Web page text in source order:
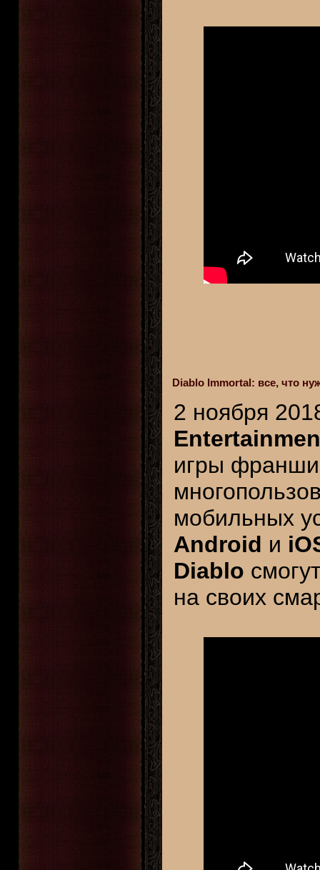
Diablo Immortal: все, что
2 ноября
игры
мобильных
Android и
Diablo
на своих